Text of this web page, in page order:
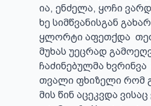
ია, ენძელა, ყოჩი
ხე სიმწვანისგან
ყლორტი აფეთქდა
მუხას უეცრად
ჩაძინებულმა ხვრინვა
თვალი ფხიზელი რომ
მის წინ აცეკვდა ვისაც